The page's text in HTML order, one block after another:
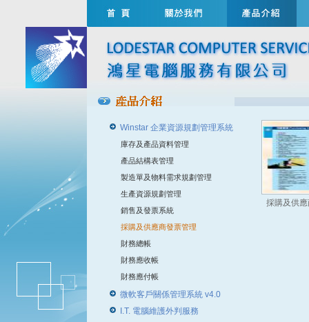
Winstar 企業資源規劃管理系統
庫存及產品資料管理
產品結構表管理
製造單及物料需求規劃管理
生產資源規劃管理
銷售及發票系統
採購及供應商發票管理
財務總帳
財務應收帳
財務應付帳
微軟客戶關係管理系統 v4.0
I.T. 電腦維護外判服務
採購及供